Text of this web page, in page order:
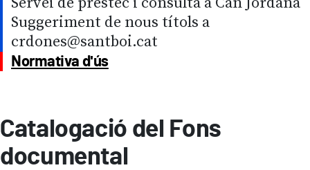
Suggeriment de nous títols a
crdones@santboi.cat
Normativa d'ús
Catalogació del Fons
documental